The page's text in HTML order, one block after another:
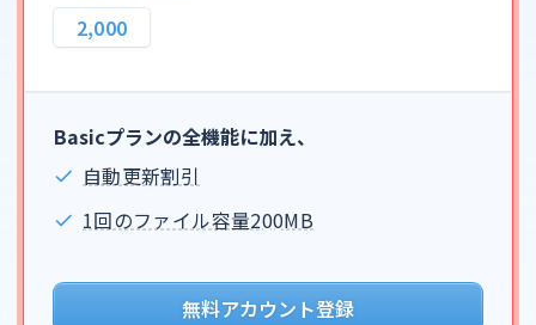
2,000
Basicプランの全機能に加え、
自動更新割引
1回のファイル容量200MB
無料アカウント登録